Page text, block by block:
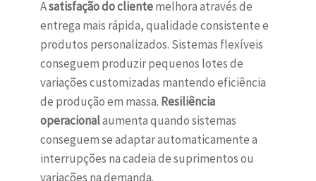
Asatisfação do clientemelhora através de
entrega mais rápida, qualidade consistente e
produtos personalizados. Sistemas flexíveis
conseguem produzir pequenos lotes de
variações customizadas mantendo eficiência
de produção em massa. Resiliência
operacionalaumenta quando sistemas
conseguem se adaptar automaticamente a
interrupções na cadeia de suprimentos ou
variações na demanda.